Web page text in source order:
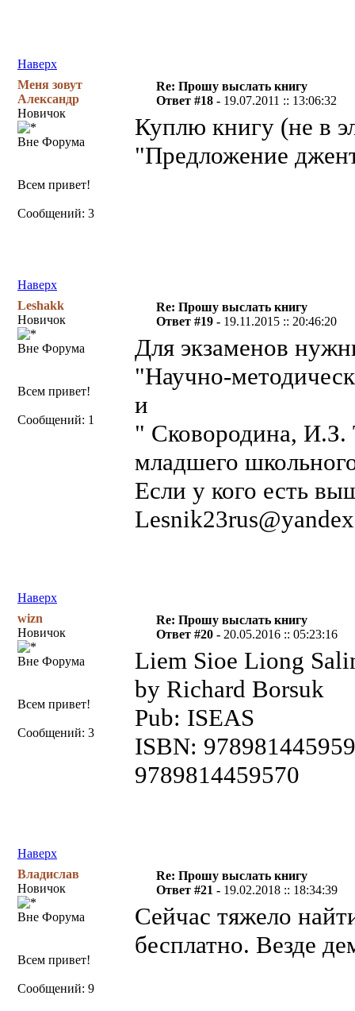
Наверх
Меня зовут
Александр
Новичок
Вне Форума
Всем привет!
Сообщений: 3
Re: Прошу выслать книгу
Ответ #18 - 19.07.2011 :: 13:06:32
Куплю книгу (не в
"Предложение
Наверх
Leshakk
Новичок
Вне Форума
Всем привет!
Сообщений: 1
Re: Прошу выслать книгу
Ответ #19 - 19.11.2015 :: 20:46:20
Для экзаменов
"Научно-
и
" Сковородина, И.З.
младшего
Если у кого есть
Наверх
wizn
Новичок
Вне Форума
Всем привет!
Сообщений: 3
Re: Прошу выслать книгу
Ответ #20 - 20.05.2016 :: 05:23:16
Liem Sioe Liong
by Richard Borsuk
Pub: ISEAS
ISBN:
9789814459570
Наверх
Владислав
Новичок
Вне Форума
Всем привет!
Сообщений: 9
Re: Прошу выслать книгу
Ответ #21 - 19.02.2018 :: 18:34:39
Сейчас тяжело
бесплатно. Везде